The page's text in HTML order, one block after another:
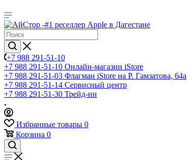
+7 988 291-51-10
+7 988 291-51-10 Онлайн-магазин iStore
+7 988 291-51-03 Флагман iStore на Р. Гамзатова, 64а
+7 988 291-51-14 Сервисный центр
+7 988 291-51-30 Трейд-ин
Избранные товары 0
Корзина 0